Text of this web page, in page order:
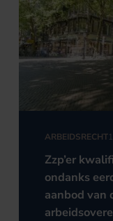
ARBEIDSRECHT
Zzp’er
ondanks
aanbod van